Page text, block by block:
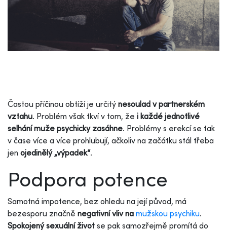
Častou příčinou obtíží je určitý nesoulad v partnerském
vztahu. Problém však tkví v tom, že i každé jednotlivé
selhání muže psychicky zasáhne. Problémy s erekcí se tak
v čase více a více prohlubují, ačkoliv na začátku stál třeba
jen ojedinělý „výpadek“.
Podpora potence
Samotná impotence, bez ohledu na její původ, má
bezesporu značně negativní vliv na mužskou psychiku.
Spokojený sexuální život se pak samozřejmě promítá do